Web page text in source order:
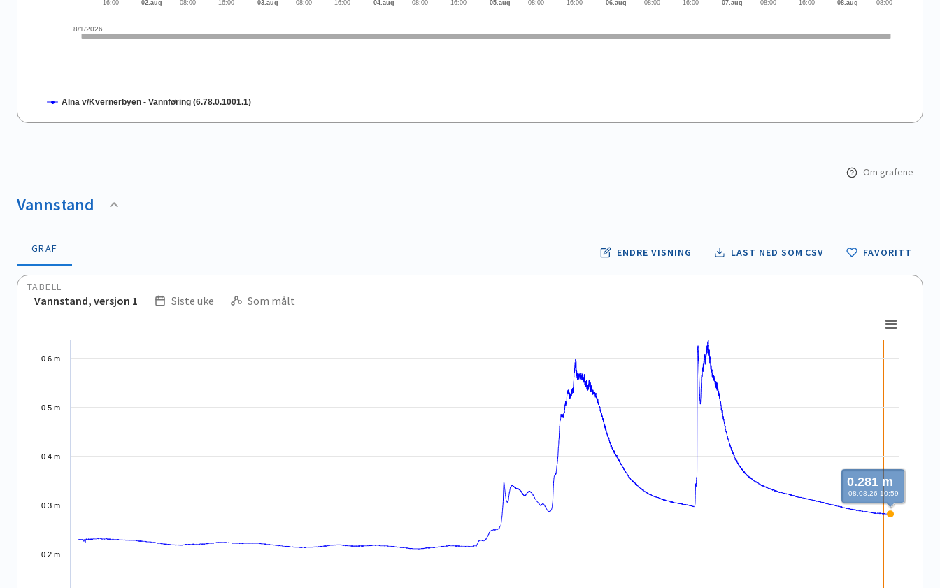
8/1/2026
Alna v/Kvernerbyen - Vannføring (6.78.0.1001.1)
02.aug 03.aug 04.aug 05.aug 06.aug 07.aug 08.aug
16:00 08:00 16:00 08:00 16:00 08:00 16:00 08:00 16:00 08:00 16:00 08:00 16:00 08:00
End of interactive chart.
Om grafene
Vannstand
GRAF
TABELL
ENDRE VISNING LAST NED SOM CSV FAVORITT
Vannstand, versjon 1 Siste uke
Som målt
The chart has 2 X axes displaying 8/1/2026 and navigator-x-axis.
0.2 m
0.3 m
0.4 m
0.5 m
0.6 m
0.281 m
08.08.26 10:59